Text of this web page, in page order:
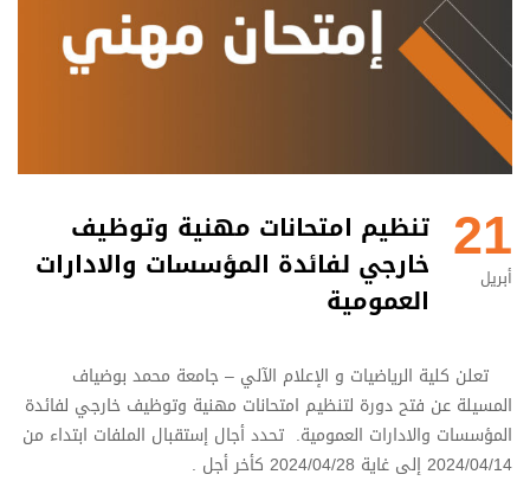
21
أبريل
تنظيم امتحانات مهنية وتوظيف
خارجي لفائدة المؤسسات والادارات
العمومية
تعلن كلية الرياضيات و الإعلام الآلي – جامعة محمد بوضياف
المسيلة عن فتح دورة لتنظيم امتحانات مهنية وتوظيف خارجي لفائدة
المؤسسات والادارات العمومية. تحدد أجال إستقبال الملفات ابتداء من
2024/04/14 إلى غاية 2024/04/28 كأخر أجل .